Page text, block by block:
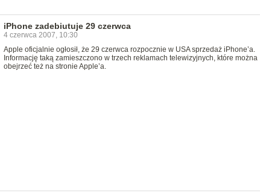
iPhone zadebiutuje 29 czerwca
4 czerwca 2007, 10:30
Apple oficjalnie ogłosił, że 29 czerwca rozpocznie w USA sprzedaż iPhone’a.
Informację taką zamieszczono w trzech reklamach telewizyjnych, które można
obejrzeć też na stronie Apple’a.